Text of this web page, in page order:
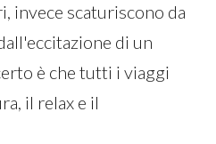
invece scaturiscono da
di un
è che tutti i viaggi
il relax e il